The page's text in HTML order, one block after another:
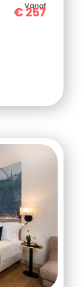
Vanaf
€257